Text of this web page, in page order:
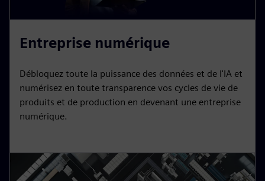
Entreprise numérique
Débloquez toute la puissance des données et de l'IA et
numérisez en toute transparence vos cycles de vie de
produits et de production en devenant une entreprise
numérique.